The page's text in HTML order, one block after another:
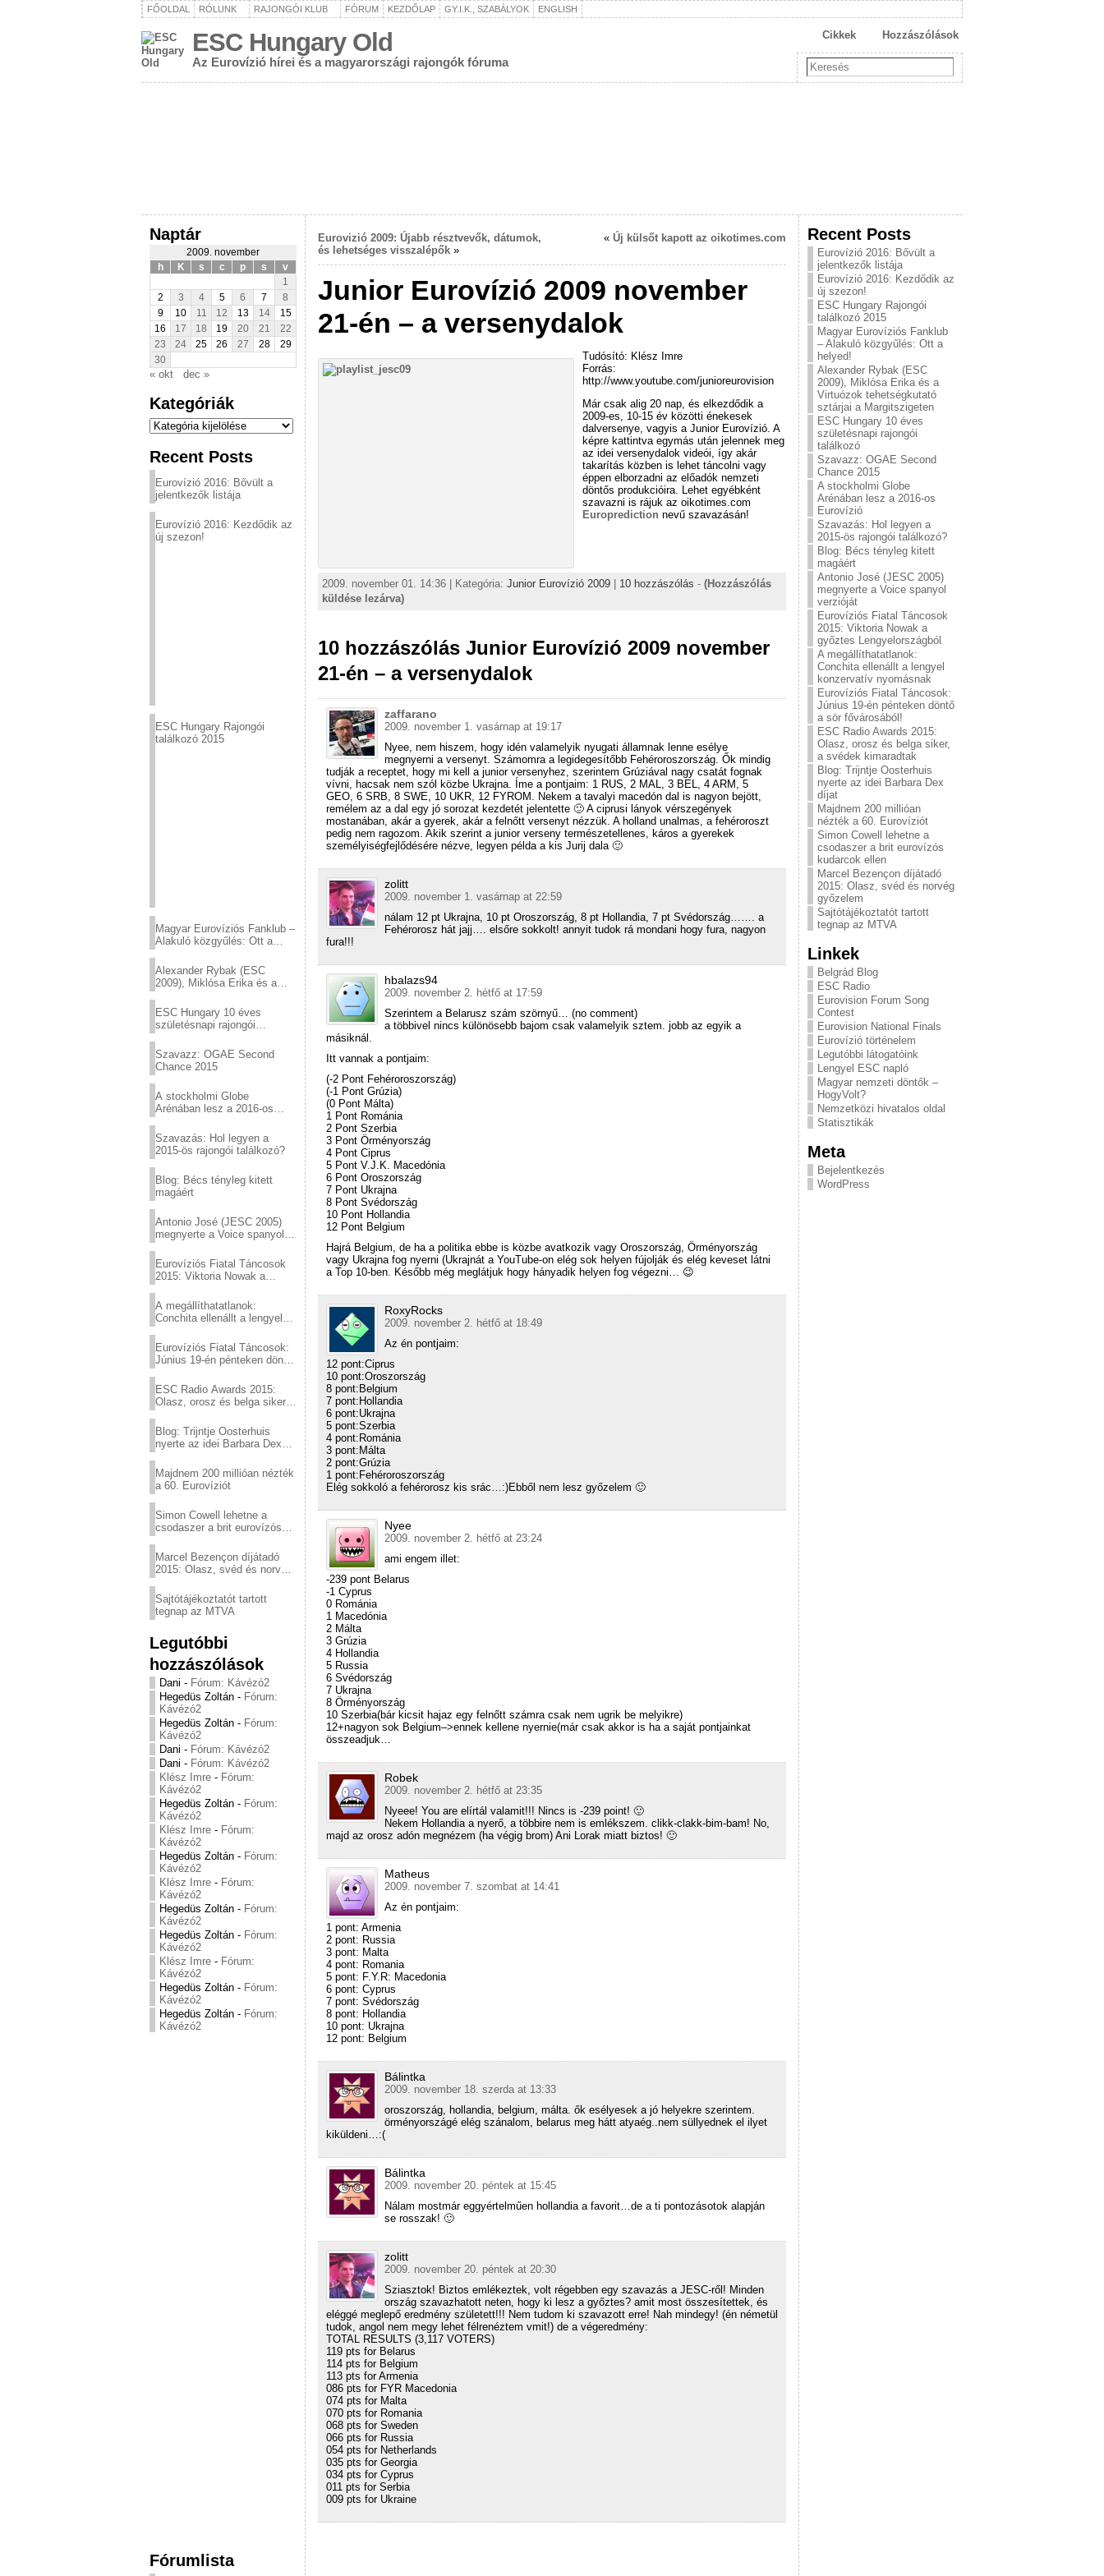
FŐOLDAL RÓLUNK RAJONGÓI KLUB FÓRUM KEZDŐLAP GY.I.K., SZABÁLYOK ENGLISH
ESC Hungary Old
Az Eurovízió hírei és a magyarországi rajongók fóruma
Hozzászólások
Cikkek
Naptár
2009. november
h
K s c p s
v
1
2
3 4 5 6 7
8
9
10 11 12 13 14
15
16
17 18 19 20 21
22
23
24 25 26 27 28
29
30
« okt dec »
Kategóriák
Kategóriák
Recent Posts
Eurovízió 2016: Bővült a
jelentkezők listája
Eurovízió 2016: Kezdődik az
új szezon!
ESC Hungary Rajongói
találkozó 2015
Magyar Eurovíziós Fanklub –
Alakuló közgyűlés: Ott a
Alexander Rybak (ESC
2009), Miklósa Erika és a
sztárjai a Margitszigeten
ESC Hungary 10 éves
születésnapi rajongói
Szavazz: OGAE Second
Chance 2015
A stockholmi Globe
Arénában lesz a 2016-os
Szavazás: Hol legyen a
2015-ös rajongói találkozó?
Blog: Bécs tényleg kitett
magáért
Antonio José (JESC 2005)
megnyerte a Voice spanyol
Eurovíziós Fiatal Táncosok
2015: Viktoria Nowak a
A megállíthatatlanok:
Conchita ellenállt a lengyel
Eurovíziós Fiatal Táncosok:
Június 19-én pénteken döntő
ESC Radio Awards 2015:
Olasz, orosz és belga siker,
Blog: Trijntje Oosterhuis
nyerte az idei Barbara Dex
Majdnem 200 millióan nézték
a 60. Eurovíziót
Simon Cowell lehetne a
csodaszer a brit eurovízós
Marcel Bezençon díjátadó
2015: Olasz, svéd és norvég
Sajtótájékoztatót tartott
tegnap az MTVA
Legutóbbi
hozzászólások
Dani - Fórum: Kávézó2
Hegedüs Zoltán - Fórum:
Kávézó2
Hegedüs Zoltán - Fórum:
Kávézó2
Dani - Fórum: Kávézó2
Dani - Fórum: Kávézó2
Klész Imre - Fórum:
Kávézó2
Hegedüs Zoltán - Fórum:
Kávézó2
Klész Imre - Fórum:
Kávézó2
Hegedüs Zoltán - Fórum:
Kávézó2
Klész Imre - Fórum:
Kávézó2
Hegedüs Zoltán - Fórum:
Kávézó2
Hegedüs Zoltán - Fórum:
Kávézó2
Klész Imre - Fórum:
Kávézó2
Hegedüs Zoltán - Fórum:
Kávézó2
Hegedüs Zoltán - Fórum:
Kávézó2
Fórumlista
Eurovizió 2009: Újabb résztvevők, dátumok,
és lehetséges visszalépők »
« Új külsőt kapott az oikotimes.com
Junior Eurovízió 2009 november
21-én – a versenydalok
Tudósító: Klész Imre
Forrás:
http://www.youtube.com/junioreurovision
Már csak alig 20 nap, és elkezdődik a
2009-es, 10-15 év közötti énekesek
dalversenye, vagyis a Junior Eurovízió. A
képre kattintva egymás után jelennek meg
az idei versenydalok videói, így akár
takarítás közben is lehet táncolni vagy
éppen elborzadni az előadók nemzeti
döntős produkcióira. Lehet egyébként
szavazni is rájuk az oikotimes.com
Europrediction nevű szavazásán!
2009. november 01. 14:36 | Kategória: Junior Eurovízió 2009 10 hozzászólás - (Hozzászólás
küldése lezárva)
10 hozzászólás Junior Eurovízió 2009 november
21-én – a versenydalok
zaffarano
2009. november 1. vasárnap at 19:17
Nyee, nem hiszem, hogy idén valamelyik nyugati államnak lenne esélye
megnyerni a versenyt. Számomra a legidegesítőbb Fehéroroszország. Ők mindig
tudják a receptet, hogy mi kell a junior versenyhez, szerintem Grúziával nagy csatát fognak
vívni, hacsak nem szól közbe Ukrajna. Íme a pontjaim: 1 RUS, 2 MAL, 3 BEL, 4 ARM, 5
GEO, 6 SRB, 8 SWE, 10 UKR, 12 FYROM. Nekem a tavalyi macedón dal is nagyon bejött,
remélem az a dal egy jó sorozat kezdetét jelentette 🙂 A ciprusi lányok vérszegények
mostanában, akár a gyerek, akár a felnőtt versenyt nézzük. A holland unalmas, a fehéroroszt
pedig nem ragozom. Akik szerint a junior verseny természetellenes, káros a gyerekek
személyiségfejlődésére nézve, legyen példa a kis Jurij dala 🙂
zolitt
2009. november 1. vasárnap at 22:59
nálam 12 pt Ukrajna, 10 pt Oroszország, 8 pt Hollandia, 7 pt Svédország……. a
Fehérorosz hát jajj…. elsőre sokkolt! annyit tudok rá mondani hogy fura, nagyon
fura!!!
hbalazs94
2009. november 2. hétfő at 17:59
Szerintem a Belarusz szám szörnyű… (no comment)
a többivel nincs különösebb bajom csak valamelyik sztem. jobb az egyik a
másiknál.
Itt vannak a pontjaim:
(-2 Pont Fehéroroszország)
(-1 Pont Grúzia)
(0 Pont Málta)
1 Pont Románia
2 Pont Szerbia
3 Pont Örményország
4 Pont Ciprus
5 Pont V.J.K. Macedónia
6 Pont Oroszország
7 Pont Ukrajna
8 Pont Svédország
10 Pont Hollandia
12 Pont Belgium
Hajrá Belgium, de ha a politika ebbe is közbe avatkozik vagy Oroszország, Örményország
vagy Ukrajna fog nyerni (Ukrajnát a YouTube-on elég sok helyen fújolják és elég keveset látni
a Top 10-ben. Később még meglátjuk hogy hányadik helyen fog végezni… 😉
RoxyRocks
2009. november 2. hétfő at 18:49
Az én pontjaim:
12 pont:Ciprus
10 pont:Oroszország
8 pont:Belgium
7 pont:Hollandia
6 pont:Ukrajna
5 pont:Szerbia
4 pont:Románia
3 pont:Málta
2 pont:Grúzia
1 pont:Fehéroroszország
Elég sokkoló a fehérorosz kis srác…:)Ebből nem lesz győzelem 🙂
Nyee
2009. november 2. hétfő at 23:24
ami engem illet:
-239 pont Belarus
-1 Cyprus
0 Románia
1 Macedónia
2 Málta
3 Grúzia
4 Hollandia
5 Russia
6 Svédország
7 Ukrajna
8 Örményország
10 Szerbia(bár kicsit hajaz egy felnőtt számra csak nem ugrik be melyikre)
12+nagyon sok Belgium–>ennek kellene nyernie(már csak akkor is ha a saját pontjainkat
összeadjuk…
Robek
2009. november 2. hétfő at 23:35
Nyeee! You are elírtál valamit!!! Nincs is -239 point! 🙂
Nekem Hollandia a nyerő, a többire nem is emlékszem. clikk-clakk-bim-bam! No,
majd az orosz adón megnézem (ha végig brom) Ani Lorak miatt biztos! 🙂
Matheus
2009. november 7. szombat at 14:41
Az én pontjaim:
1 pont: Armenia
2 pont: Russia
3 pont: Malta
4 pont: Romania
5 pont: F.Y.R: Macedonia
6 pont: Cyprus
7 pont: Svédország
8 pont: Hollandia
10 pont: Ukrajna
12 pont: Belgium
Bálintka
2009. november 18. szerda at 13:33
oroszország, hollandia, belgium, málta. ők esélyesek a jó helyekre szerintem.
örményországé elég szánalom, belarus meg hátt atyaég..nem süllyednek el ilyet
kiküldeni…:(
Bálintka
2009. november 20. péntek at 15:45
Nálam mostmár eggyértelműen hollandia a favorit…de a ti pontozásotok alapján
se rosszak! 🙂
zolitt
2009. november 20. péntek at 20:30
Sziasztok! Biztos emlékeztek, volt régebben egy szavazás a JESC-ről! Minden
ország szavazhatott neten, hogy ki lesz a győztes? amit most összesítettek, és
eléggé meglepő eredmény született!!! Nem tudom ki szavazott erre! Nah mindegy! (én németül
tudok, angol nem megy lehet félrenéztem vmit!) de a végeredmény:
TOTAL RESULTS (3,117 VOTERS)
119 pts for Belarus
114 pts for Belgium
113 pts for Armenia
086 pts for FYR Macedonia
074 pts for Malta
070 pts for Romania
068 pts for Sweden
066 pts for Russia
054 pts for Netherlands
035 pts for Georgia
034 pts for Cyprus
011 pts for Serbia
009 pts for Ukraine
Recent Posts
Eurovízió 2016: Bővült a
jelentkezők listája
Eurovízió 2016: Kezdődik az
új szezon!
ESC Hungary Rajongói
találkozó 2015
Magyar Eurovíziós Fanklub
– Alakuló közgyűlés: Ott a
helyed!
Alexander Rybak (ESC
2009), Miklósa Erika és a
Virtuózok tehetségkutató
sztárjai a Margitszigeten
ESC Hungary 10 éves
születésnapi rajongói
találkozó
Szavazz: OGAE Second
Chance 2015
A stockholmi Globe
Arénában lesz a 2016-os
Eurovízió
Szavazás: Hol legyen a
2015-ös rajongói találkozó?
Blog: Bécs tényleg kitett
magáért
Antonio José (JESC 2005)
megnyerte a Voice spanyol
verzióját
Eurovíziós Fiatal Táncosok
2015: Viktoria Nowak a
győztes Lengyelországból
A megállíthatatlanok:
Conchita ellenállt a lengyel
konzervatív nyomásnak
Eurovíziós Fiatal Táncosok:
Június 19-én pénteken döntő
a sör fővárosából!
ESC Radio Awards 2015:
Olasz, orosz és belga siker,
a svédek kimaradtak
Blog: Trijntje Oosterhuis
nyerte az idei Barbara Dex
díjat
Majdnem 200 millióan
nézték a 60. Eurovíziót
Simon Cowell lehetne a
csodaszer a brit eurovízós
kudarcok ellen
Marcel Bezençon díjátadó
2015: Olasz, svéd és norvég
győzelem
Sajtótájékoztatót tartott
tegnap az MTVA
Linkek
Belgrád Blog
ESC Radio
Eurovision Forum Song
Contest
Eurovision National Finals
Eurovízió történelem
Legutóbbi látogatóink
Lengyel ESC napló
Magyar nemzeti döntők –
HogyVolt?
Nemzetközi hivatalos oldal
Statisztikák
Meta
Bejelentkezés
WordPress